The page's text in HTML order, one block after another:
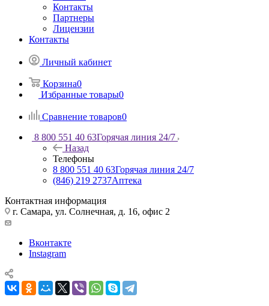
Контакты
Партнеры
Лицензии
Контакты
Личный кабинет
Корзина0
Избранные товары0
Сравнение товаров0
8 800 551 40 63Горячая линия 24/7
Назад
Телефоны
8 800 551 40 63Горячая линия 24/7
(846) 219 2737Аптека
Контактная информация
г. Самара, ул. Солнечная, д. 16, офис 2
Вконтакте
Instagram